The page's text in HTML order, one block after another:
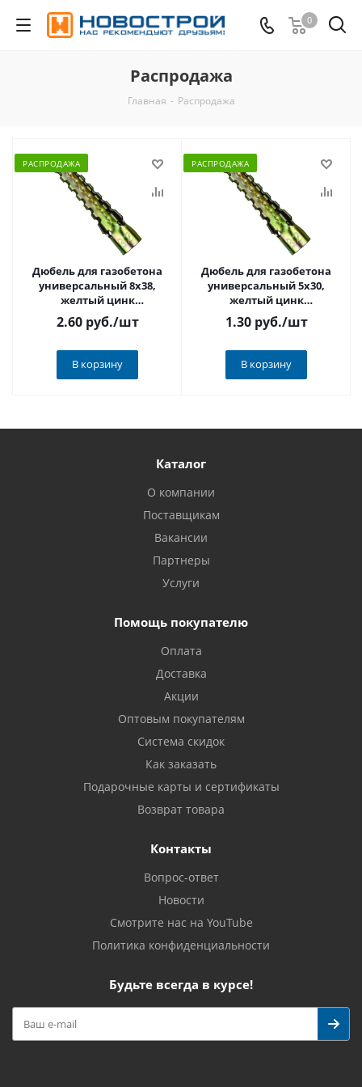
0
Распродажа
Главная - Распродажа
РАСПРОДАЖА
Дюбель для газобетона
универсальный 8х38,
желтый цинк
РАСПРОДАЖА
2.60 руб./шт
В корзину
РАСПРОДАЖА
Дюбель для газобетона
универсальный 5х30,
желтый цинк
РАСПРОДАЖА
1.30 руб./шт
В корзину
Каталог
О компании
Поставщикам
Вакансии
Партнеры
Услуги
Помощь покупателю
Оплата
Доставка
Акции
Оптовым покупателям
Система скидок
Как заказать
Подарочные карты и сертификаты
Возврат товара
Контакты
Вопрос-ответ
Новости
Смотрите нас на YouTube
Политика конфиденциальности
Будьте всегда в курсе!